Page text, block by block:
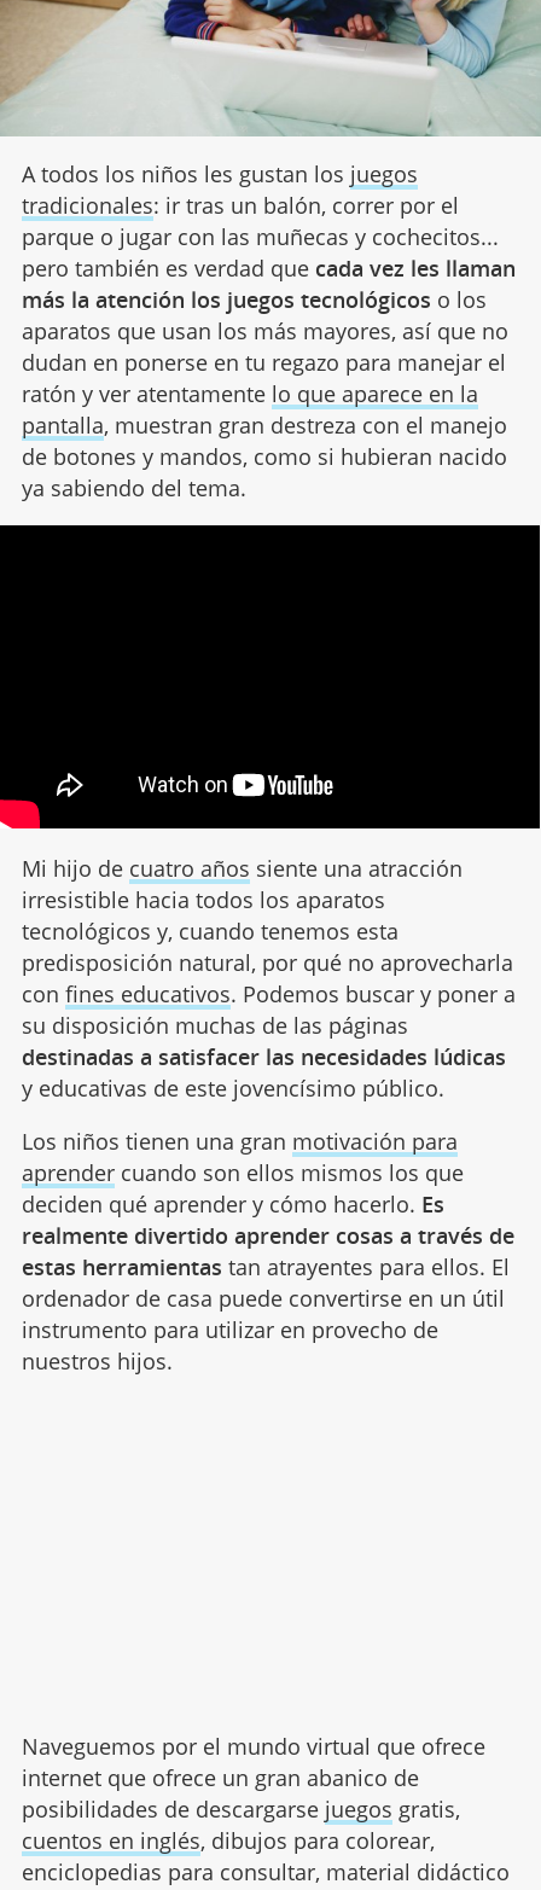
A todos los niños les gustan los juegos
tradicionales: ir tras un balón, correr por el
parque o jugar con las muñecas y cochecitos...
pero también es verdad quecada vez les llaman
más la atención los juegos tecnológicos o los
aparatos que usan los más mayores, así que no
dudan en ponerse en tu regazo para manejar el
ratón y ver atentamente lo que aparece en la
pantalla, muestran gran destreza con el manejo
de botones y mandos, como si hubieran nacido
ya sabiendo del tema.
Mi hijo de cuatro años siente una atracción
irresistible hacia todos los aparatos
tecnológicos y, cuando tenemos esta
predisposición natural, por qué no aprovecharla
con fines educativos. Podemos buscar y poner a
su disposición muchas de las páginas
destinadas a satisfacer las necesidades lúdicas
y educativas de este jovencísimo público.
Los niños tienen una gran motivación para
aprendercuando son ellos mismos los que
deciden qué aprender y cómo hacerlo. Es
realmente divertido aprender cosas a través de
estas herramientas tan atrayentes para ellos. El
ordenador de casa puede convertirse en un útil
instrumento para utilizar en provecho de
nuestros hijos.
Naveguemos por el mundo virtual que ofrece
internet que ofrece un gran abanico de
posibilidades de descargarse juegos gratis,
cuentos en inglés, dibujos para colorear,
enciclopedias para consultar, material didáctico